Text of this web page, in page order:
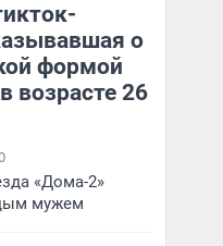
о
формой
возрасте 26
«Дома-2»
мужем